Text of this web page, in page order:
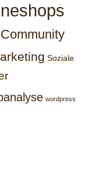
Soziale
wordpress